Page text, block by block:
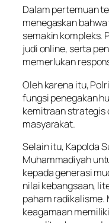
Dalam pertemuan
menegaskan
semakin kompleks.
judi online, serta
memerlukan
Oleh karena itu,
fungsi penegakan
kemitraan strategis
masyarakat.
Selain itu, Kapolda
Muhammadiyah
kepada generasi
nilai kebangsaan,
paham radikalisme.
keagamaan